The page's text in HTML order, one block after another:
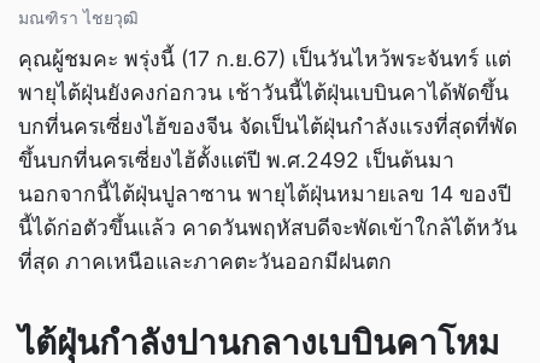
มณฑิรา ไชยวุฒิ
คุณผู้ชมคะ พรุ่งนี้ (17 ก.ย.67) เป็นวันไหว้พระจันทร์ แต่
พายุไต้ฝุ่นยังคงก่อกวน เช้าวันนี้ไต้ฝุ่นเบบินคาได้พัดขึ้น
บกที่นครเซี่ยงไฮ้ของจีน จัดเป็นไต้ฝุ่นกำลังแรงที่สุดที่พัด
ขึ้นบกที่นครเซี่ยงไฮ้ตั้งแต่ปี พ.ศ.2492 เป็นต้นมา
นอกจากนี้ไต้ฝุ่นปูลาซาน พายุไต้ฝุ่นหมายเลข 14 ของปี
นี้ได้ก่อตัวขึ้นแล้ว คาดวันพฤหัสบดีจะพัดเข้าใกล้ไต้หวัน
ที่สุด ภาคเหนือและภาคตะวันออกมีฝนตก
ไต้ฝุ่นกำลังปานกลางเบบินคาโหม